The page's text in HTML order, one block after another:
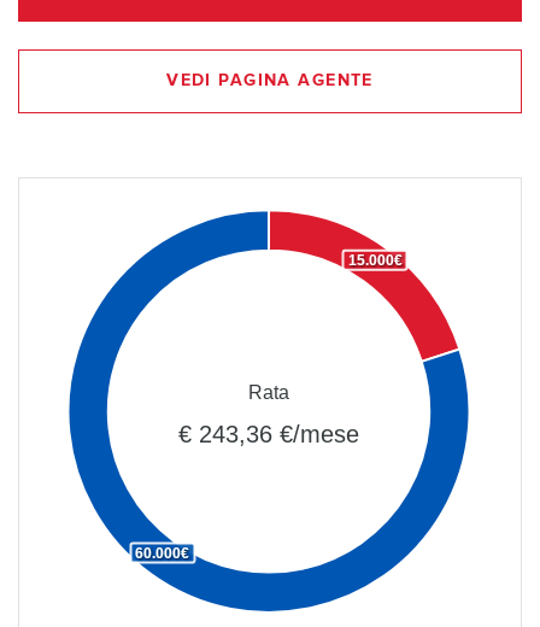
VEDI PAGINA AGENTE
15.000€
60.000€
Rata
€ 243,36 €/mese